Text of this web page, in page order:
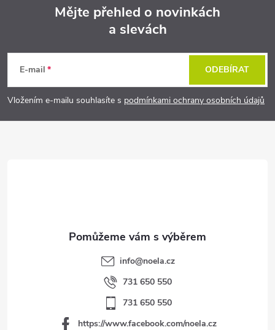
p
a
Mějte přehled o novinkách
a slevách
E-mail
Vložením e-mailu souhlasíte s podmínkami ochrany osobních údajů
ODEBÍRAT
info@noela.cz
731 650 550
731 650 550
https://www.facebook.com/noela.cz